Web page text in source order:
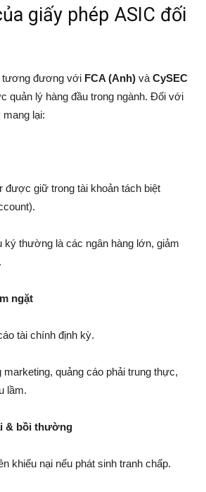
giấy phép ASIC đối
tương đương với FCA (Anh) và CySEC
quản lý hàng đầu trong ngành. Đối với
mang lại:
được giữ trong tài khoản tách biệt
ký thường là các ngân hàng lớn, giảm
ngặt
tài chính định kỳ.
marketing, quảng cáo phải trung thực,
lầm.
& bồi thường
khiếu nại nếu phát sinh tranh chấp.